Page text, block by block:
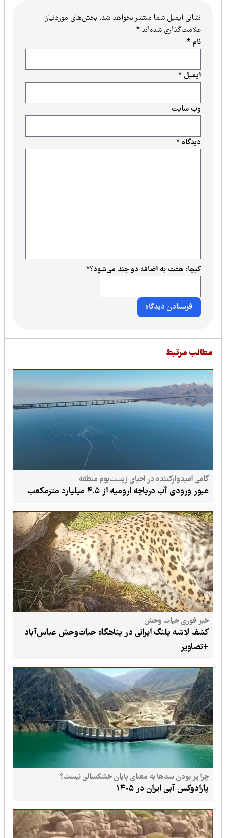
نشانی ایمیل شما منتشر نخواهد شد.بخش‌های موردنیاز
علامت‌گذاری شده‌اند*
دیدگاه*
ایمیل*
وب‌ سایت
کپچا: هفت به اضافه دو چند می‌شود؟*
مرتبط
گامی امیدوارکننده در احیای زیست‌بوم منطقه
عبور ورودی آب دریاچه ارومیه از ۴.۵ میلیارد مترمکعب
خبر فوری حیات وحش
کشف لاشه پلنگ ایرانی در پناهگاه حیات‌وحش عباس‌آباد
+تصاویر
چرا پر بودن سدها به معنای پایان خشکسالی نیست؟
پارادوکس آبی ایران در ۱۴۰۵